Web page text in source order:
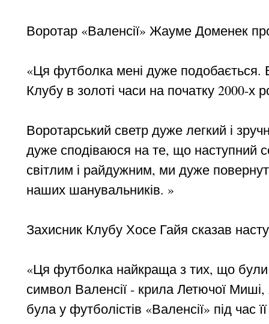
Воротар «Валенсії» Жауме Доменек
«Ця футболка мені дуже подобається.
Клубу в золоті часи на початку 2000-х
Воротарський светр дуже легкий і
дуже сподіваюся на те, що наступний
світлим і райдужним, ми дуже
наших шанувальників. »
Захисник Клубу Хосе Гайя сказав
«Ця футболка найкраща з тих, що були
символ Валенсії - крила Летючої
була у футболістів «Валенсії» під час